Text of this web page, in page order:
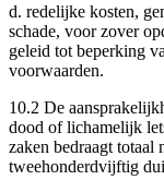
d. redelijke kosten,
schade, voor zover
geleid tot beperking
voorwaarden.
10.2 De
dood of lichamelijk
zaken bedraagt totaal
tweehonderdvijftig